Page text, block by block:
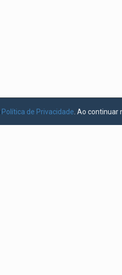
Política de Privacidade . Ao